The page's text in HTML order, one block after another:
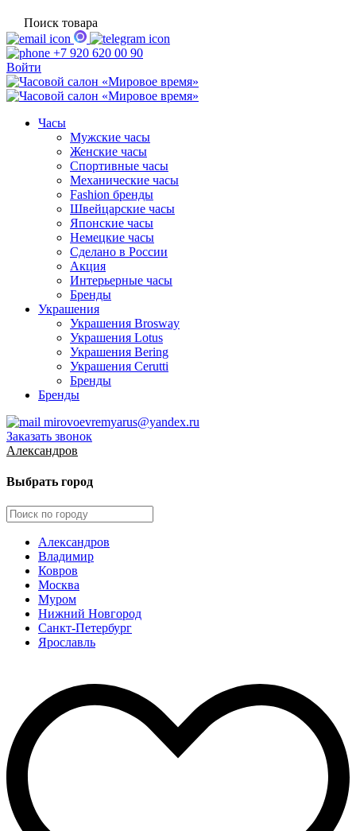
Поиск товара
+7 920 620 00 90
Войти
Часы
Мужские часы
Женские часы
Спортивные часы
Механические часы
Fashion бренды
Швейцарские часы
Японские часы
Немецкие часы
Сделано в России
Акция
Интерьерные часы
Бренды
Украшения
Украшения Brosway
Украшения Lotus
Украшения Bering
Украшения Cerutti
Бренды
Бренды
mirovoevremyarus@yandex.ru
Заказать звонок
Александров
Выбрать город
Александров
Владимир
Ковров
Москва
Муром
Нижний Новгород
Санкт-Петербург
Ярославль